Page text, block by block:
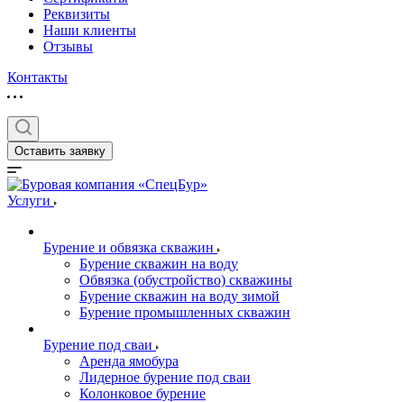
Реквизиты
Наши клиенты
Отзывы
Контакты
Оставить заявку
Услуги
Бурение и обвязка скважин
Бурение скважин на воду
Обвязка (обустройство) скважины
Бурение скважин на воду зимой
Бурение промышленных скважин
Бурение под сваи
Аренда ямобура
Лидерное бурение под сваи
Колонковое бурение